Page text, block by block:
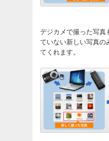
デジカメで撮った写真
ていない新しい写真の
てくれます。